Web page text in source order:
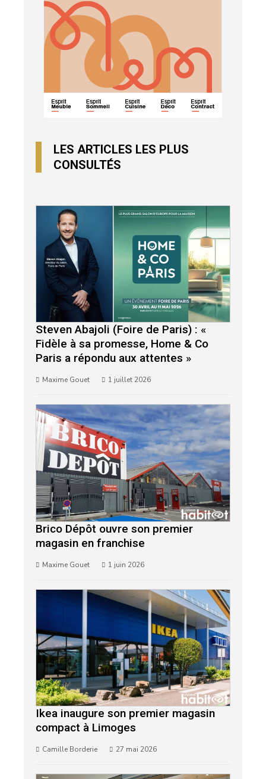
LES ARTICLES LES PLUS
CONSULTÉS
Steven Abajoli (Foire de Paris) : «
Fidèle à sa promesse, Home & Co
Paris a répondu aux attentes »
Maxime Gouet 1 juillet 2026
Brico Dépôt ouvre son premier
magasin en franchise
Maxime Gouet 1 juin 2026
Ikea inaugure son premier magasin
compact à Limoges
Camille Borderie 27 mai 2026